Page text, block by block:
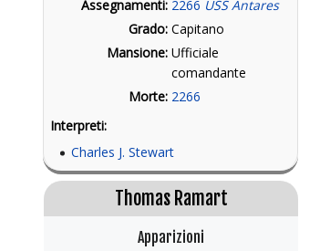
Assegnamenti: 2266 USS Antares
Grado: Capitano
Mansione: Ufficiale
comandante
Morte: 2266
Interpreti:
Charles J. Stewart
Thomas Ramart
Apparizioni